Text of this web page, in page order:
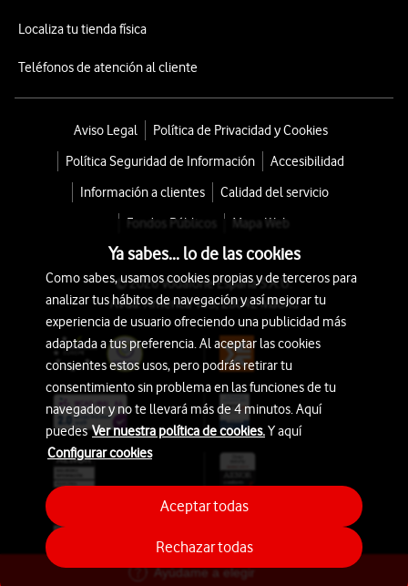
Ayúdame a elegir
Localiza tu tienda física
Teléfonos de atención al cliente
Aviso Legal
Política de Privacidad y Cookies
Política Seguridad de Información
Accesibilidad
Información a clientes
Calidad del servicio
Fondos Públicos
Mapa Web
© 2026 Vodafone España S.A.U.
Avda. América 115, 28042 Madrid
Ya sabes... lo de las cookies
Como sabes, usamos cookies propias y de terceros para
analizar tus hábitos de navegación y así mejorar tu
experiencia de usuario ofreciendo una publicidad más
adaptada a tus preferencia. Al aceptar las cookies
consientes estos usos, pero podrás retirar tu
consentimiento sin problema en las funciones de tu
navegador y no te llevará más de 4 minutos. Aquí
puedesVer nuestra política de cookies.Y aquí
Configurar cookies
Rechazar todas
Aceptar todas